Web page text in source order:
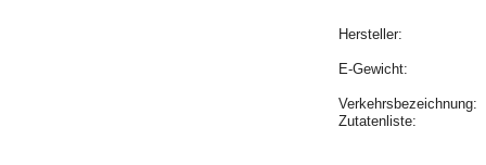
Hersteller:
E-Gewicht:
Verkehrsbezeichnung:
Zutatenliste: